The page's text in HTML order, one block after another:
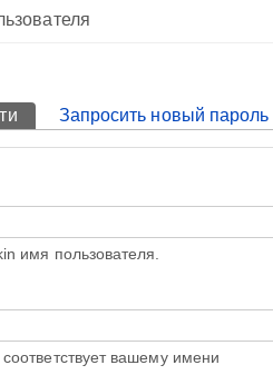
(активная вкладка)
Запросить новый пароль
имя пользователя.
вашему имени